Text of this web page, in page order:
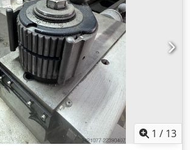
1 / 13